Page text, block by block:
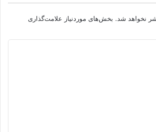
نخواهد شد. بخش‌های موردنیاز علامت‌گذاری